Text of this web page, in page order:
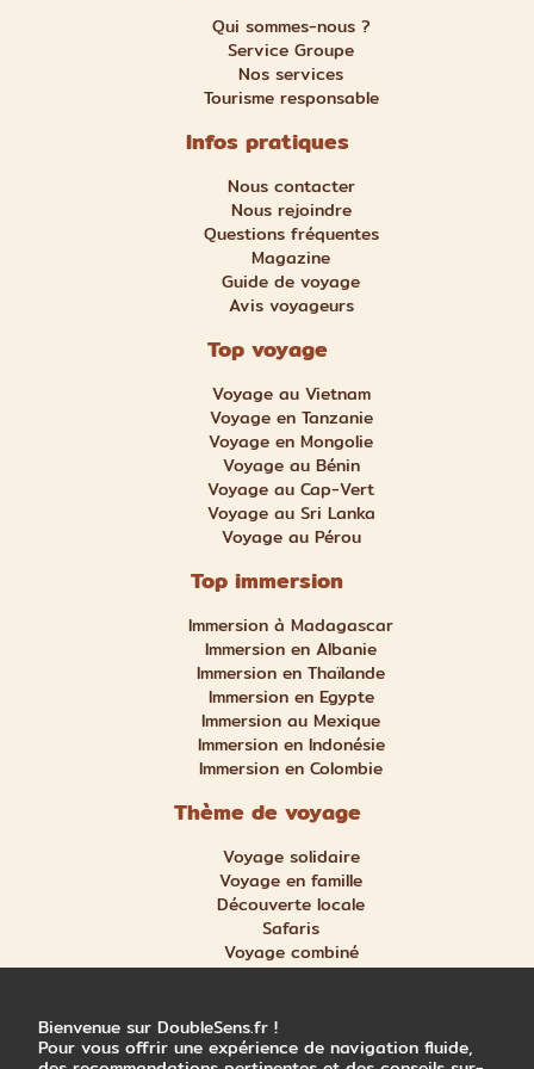
Qui sommes-nous ?
Service Groupe
Nos services
Tourisme responsable
Infos pratiques
Nous contacter
Nous rejoindre
Questions fréquentes
Magazine
Guide de voyage
Avis voyageurs
Top voyage
Voyage au Vietnam
Voyage en Tanzanie
Voyage en Mongolie
Voyage au Bénin
Voyage au Cap-Vert
Voyage au Sri Lanka
Voyage au Pérou
Top immersion
Immersion à Madagascar
Immersion en Albanie
Immersion en Thaïlande
Immersion en Egypte
Immersion au Mexique
Immersion en Indonésie
Immersion en Colombie
Thème de voyage
Voyage solidaire
Voyage en famille
Découverte locale
Safaris
Voyage combiné
Nature et aventure
Bienvenue sur DoubleSens.fr !
Pour vous offrir une expérience de navigation fluide,